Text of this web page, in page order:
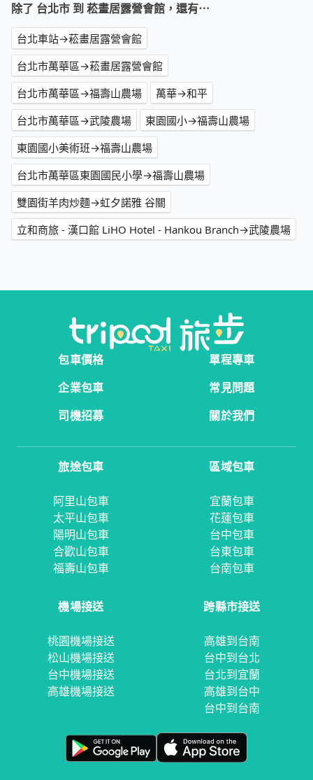
除了 台北市 到 菘畫居露營會館，還有⋯
台北車站→菘畫居露營會館
台北市萬華區→菘畫居露營會館
台北市萬華區→福壽山農場
萬華→和平
台北市萬華區→武陵農場
東園國小→福壽山農場
東園國小美術班→福壽山農場
台北市萬華區東園國民小學→福壽山農場
雙園街羊肉炒麵→虹夕諾雅 谷關
立和商旅 - 漢口館 LiHO Hotel - Hankou Branch→武陵農場
包車價格
單程專車
企業包車
常見問題
司機招募
關於我們
旅途包車
阿里山包車
太平山包車
陽明山包車
合歡山包車
福壽山包車
區域包車
宜蘭包車
花蓮包車
台中包車
台東包車
台南包車
機場接送
桃園機場接送
松山機場接送
台中機場接送
高雄機場接送
跨縣市接送
高雄到台南
台中到台北
台北到宜蘭
高雄到台中
台中到台南